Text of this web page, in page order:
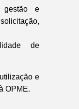
gestão e
de
e
OPME.